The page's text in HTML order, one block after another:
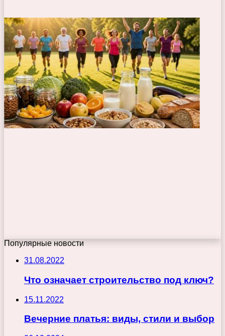
Популярные новости
31.08.2022
Что означает строительство под ключ?
15.11.2022
Вечерние платья: виды, стили и выбор